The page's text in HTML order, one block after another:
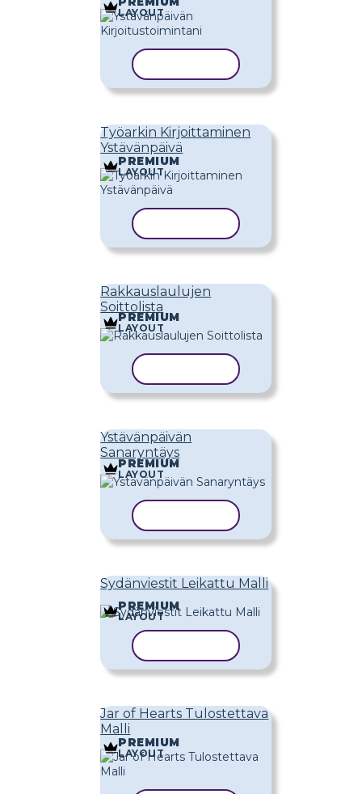
LAYOUT
Työarkin Kirjoittaminen
Ystävänpäivä
PREMIUM
LAYOUT
Rakkauslaulujen
Soittolista
PREMIUM
LAYOUT
Ystävänpäivän
Sanaryntäys
PREMIUM
LAYOUT
Sydänviestit Leikattu Malli
PREMIUM
LAYOUT
Jar of Hearts Tulostettava
Malli
PREMIUM
LAYOUT